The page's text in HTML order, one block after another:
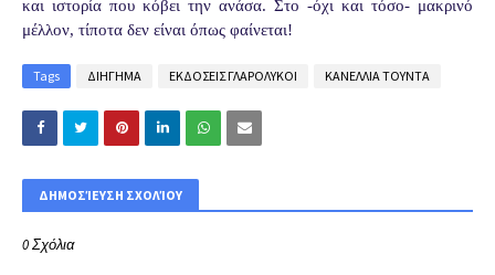
και ιστορία που κόβει την ανάσα. Στο -όχι και τόσο- μακρινό
μέλλον, τίποτα δεν είναι όπως φαίνεται!
Tags ΔΙΗΓΗΜΑ ΕΚΔΟΣΕΙΣ ΓΛΑΡΟΛΥΚΟΙ ΚΑΝΕΛΛΙΑ ΤΟΥΝΤΑ
ΔΗΜΟΣΊΕΥΣΗ ΣΧΟΛΊΟΥ
0 Σχόλια